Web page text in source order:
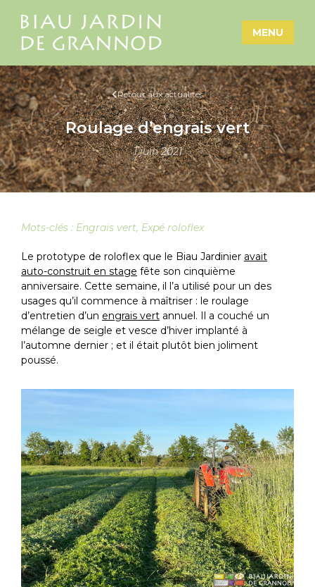
MENU
Retour aux actualités
Roulage d’engrais vert
1 juin 2021
Mots-clés : Engrais vert, Expé roloflex
Le prototype de roloflex que le Biau Jardinier avait
auto-construit en stage fête son cinquième
anniversaire. Cette semaine, il l’a utilisé pour un des
usages qu’il commence à maîtriser : le roulage
d’entretien d’un engrais vert annuel. Il a couché un
mélange de seigle et vesce d’hiver implanté à
l’automne dernier ; et il était plutôt bien joliment
poussé.